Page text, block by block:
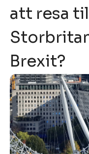
att resa
Brexit?